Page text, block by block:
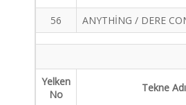
56
ANYTHİNG / DERE
Yelken
No
Tekne Adı